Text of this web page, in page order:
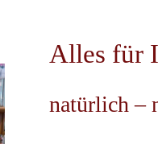
Alles für
natürlich –